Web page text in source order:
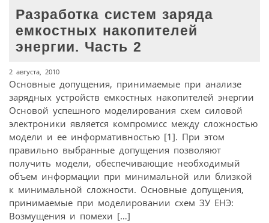
Разработка систем заряда
емкостных накопителей
энергии. Часть 2
2 августа, 2010
Основные допущения, принимаемые при анализе
зарядных устройств емкостных накопителей энергии
Основой успешного моделирования схем силовой
электроники является компромисс между сложностью
модели и ее информативностью [1]. При этом
правильно выбранные допущения позволяют
получить модели, обеспечивающие необходимый
объем информации при минимальной или близкой
к минимальной сложности. Основные допущения,
принимаемые при моделировании схем ЗУ ЕНЭ:
Возмущения и помехи […]